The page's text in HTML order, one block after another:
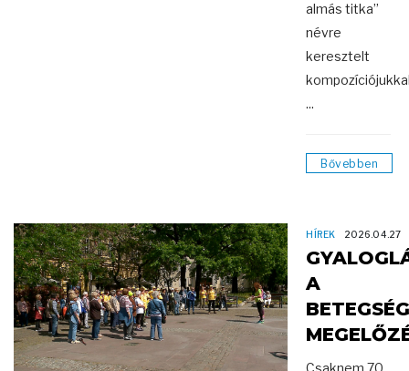
almás titka”
névre
keresztelt
...
Bővebben
HÍREK 2026.04.27
A